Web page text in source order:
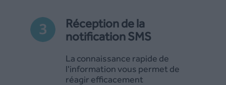
Réception de la
notification SMS
La connaissance rapide de
l'information vous permet de
réagir efficacement